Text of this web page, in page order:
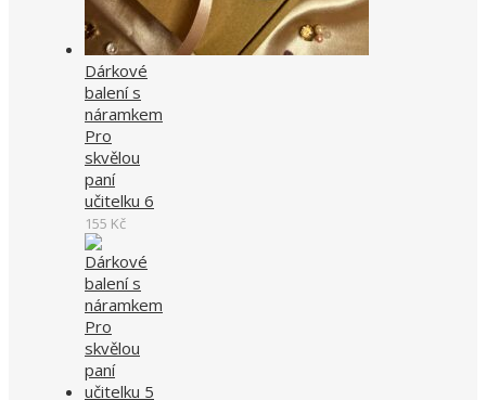
Dárkové
balení s
náramkem
Pro
skvělou
paní
učitelku 6
155 Kč